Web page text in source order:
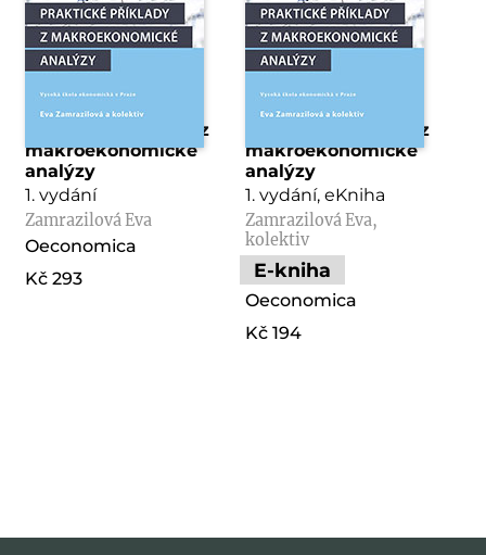
Praktické příklady z
makroekonomické
analýzy
1. vydání
Zamrazilová Eva
Oeconomica
Kč 293
Praktické příklady z
makroekonomické
analýzy
1. vydání, eKniha
Zamrazilová Eva,
kolektiv
E-kniha
Oeconomica
Kč 194